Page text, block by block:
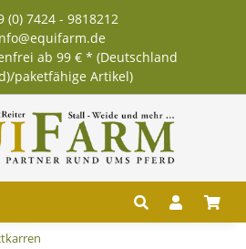
(0) 7424 - 9818212
ab 99 € * (Deutschland
paketfähige Artikel)